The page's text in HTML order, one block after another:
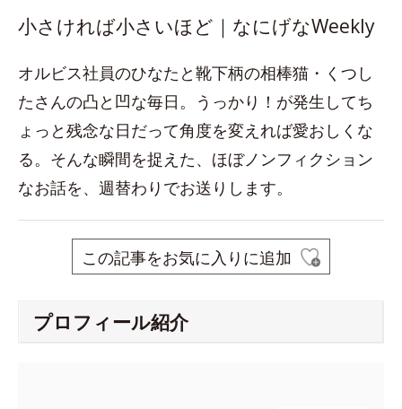
小さければ小さいほど｜なにげなWeekly
オルビス社員のひなたと靴下柄の相棒猫・くつし
たさんの凸と凹な毎日。うっかり！が発生してち
ょっと残念な日だって角度を変えれば愛おしくな
る。そんな瞬間を捉えた、ほぼノンフィクション
なお話を、週替わりでお送りします。
この記事をお気に入りに追加
プロフィール紹介